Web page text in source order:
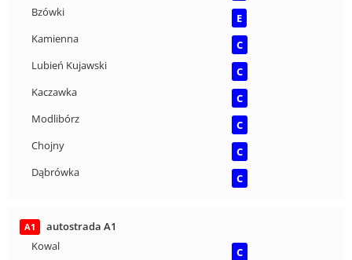
Bzówki
E
Kamienna
C
Lubień Kujawski
C
Kaczawka
C
Modlibórz
C
Chojny
C
Dąbrówka
C
A1
autostrada A1
Kowal
C